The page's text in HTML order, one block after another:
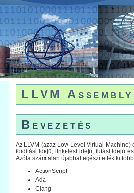
LLVM
Bevezetés
Az LLVM (azaz Low Level Virtual
fordítási idejű, linkelési idejű, futási idejű
Azóta számtalan újabbal egészítették ki
ActionScript
Ada
Clang